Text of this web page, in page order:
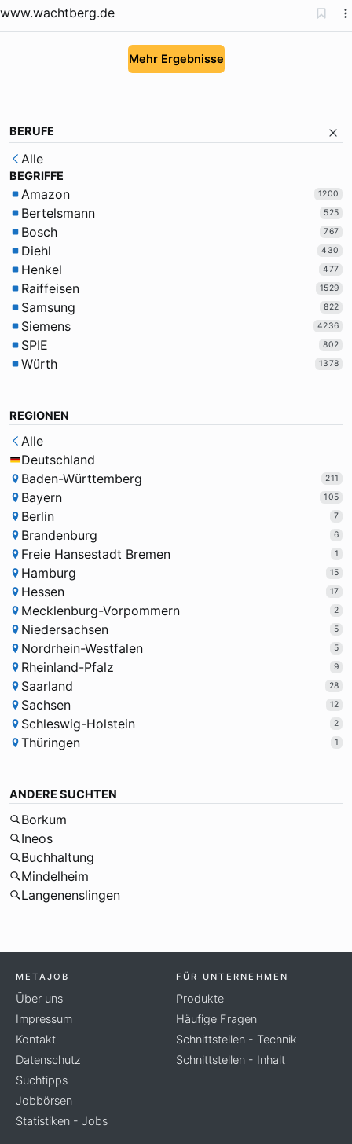
www.wachtberg.de
Mehr Ergebnisse
BERUFE
Alle
BEGRIFFE
Amazon 1200
Bertelsmann 525
Bosch 767
Diehl 430
Henkel 477
Raiffeisen 1529
Samsung 822
Siemens 4236
SPIE 802
Würth 1378
REGIONEN
Alle
Deutschland
Baden-Württemberg
211
Bayern 105
Berlin 7
Brandenburg 6
Freie Hansestadt Bremen 1
Hamburg 15
Hessen 17
Mecklenburg-Vorpommern 2
Niedersachsen 5
Nordrhein-Westfalen 5
Rheinland-Pfalz 9
Saarland 28
Sachsen 12
Schleswig-Holstein 2
Thüringen 1
ANDERE SUCHTEN
Borkum
Ineos
Buchhaltung
Mindelheim
Langenenslingen
METAJOB
Über uns
Impressum
Kontakt
Datenschutz
Suchtipps
Jobbörsen
Statistiken - Jobs
FÜR UNTERNEHMEN
Produkte
Häufige Fragen
Schnittstellen - Technik
Schnittstellen - Inhalt